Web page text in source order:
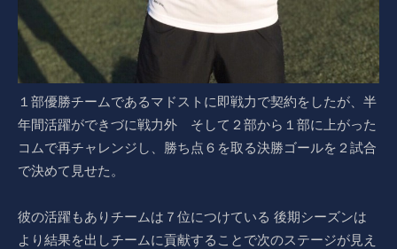
１部優勝チームであるマドストに即戦力で契約をしたが、半
年間活躍ができづに戦力外 そして２部から１部に上がった
コムで再チャレンジし、勝ち点６を取る決勝ゴールを２試合
で決めて見せた。
彼の活躍もありチームは７位につけている 後期シーズンは
より結果を出しチームに貢献することで次のステージが見え